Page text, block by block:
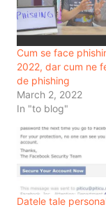
Cum se face
2022, dar cum ne
de phishing
March 2, 2022
In "to blog"
Datele tale